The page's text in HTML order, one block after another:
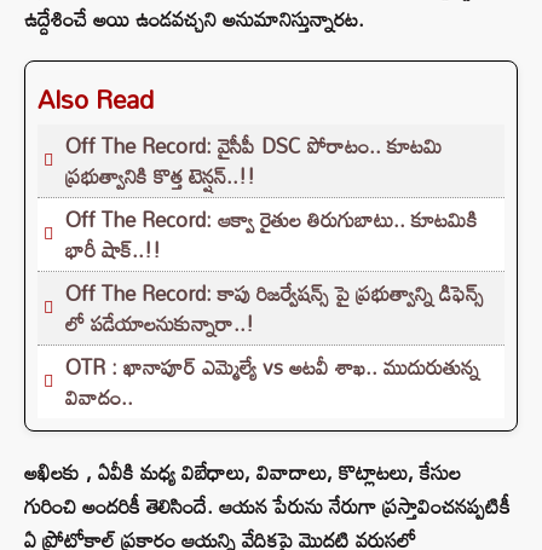
ఉద్దేశించే అయి ఉండవచ్చని అనుమానిస్తున్నారట.
Also Read
Off The Record: వైసీపీ DSC పోరాటం.. కూటమి
ప్రభుత్వానికి కొత్త టెన్షన్..!!
Off The Record: ఆక్వా రైతుల తిరుగుబాటు.. కూటమికి
భారీ షాక్..!!
Off The Record: కాపు రిజర్వేషన్స్ పై ప్రభుత్వాన్ని డిఫెన్స్
లో పడేయాలనుకున్నారా..!
OTR : ఖానాపూర్ ఎమ్మెల్యే vs అటవీ శాఖ.. ముదురుతున్న
వివాదం..
అఖిలకు , ఏవీకి మధ్య విబేధాలు, వివాదాలు, కొట్లాటలు, కేసుల
గురించి అందరికీ తెలిసిందే. ఆయన పేరును నేరుగా ప్రస్తావించనప్పటికీ
ఏ ప్రోటోకాల్ ప్రకారం ఆయన్ని వేదికపై మొదటి వరుసలో